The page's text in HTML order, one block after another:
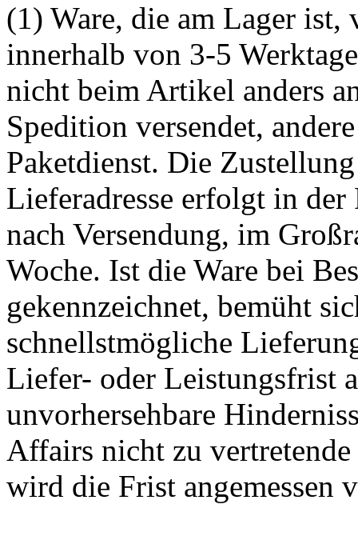
(1) Ware, die am Lager ist,
innerhalb von 3-5
nicht beim Artikel anders
Spedition versendet,
Paketdienst. Die
Lieferadresse erfolgt in
nach Versendung, im
Woche. Ist die Ware bei
gekennzeichnet, bemüht
schnellstmögliche
Liefer- oder Leistungsfrist
unvorhersehbare
Affairs nicht zu
wird die Frist angemessen